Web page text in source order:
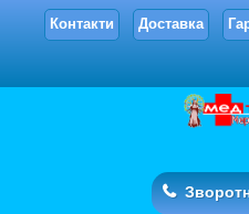
Контакти Доставка